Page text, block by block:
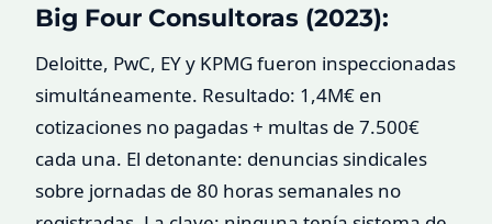
Big Four Consultoras (2023):
Deloitte, PwC, EY y KPMG fueron inspeccionadas
simultáneamente. Resultado: 1,4M€ en
cotizaciones no pagadas + multas de 7.500€
cada una. El detonante: denuncias sindicales
sobre jornadas de 80 horas semanales no